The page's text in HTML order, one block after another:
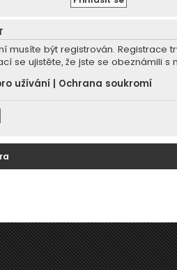
musíte být registrován. Registrace
se ujistěte, že jste se obeznámili
užívání
Ochrana soukromí